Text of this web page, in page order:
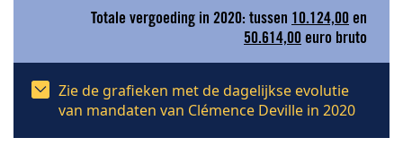
Totale vergoeding in 2020: tussen 10.124,00 en
50.614,00 euro bruto
Zie de grafieken met de dagelijkse evolutie
van mandaten van Clémence Deville in 2020